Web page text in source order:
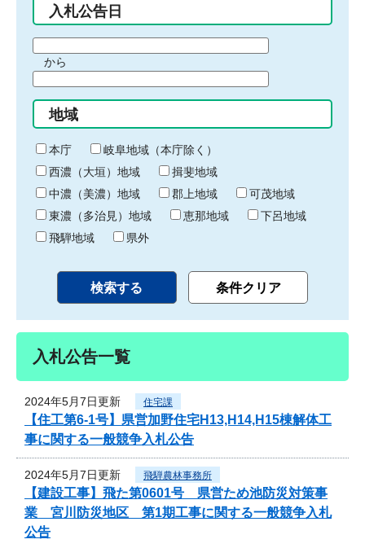
入札公告日
間
始
り
から
間
終
わ
り
地域
本庁
岐阜地域（本庁除く）
西濃（大垣）地域
揖斐地域
中濃（美濃）地域
郡上地域
可茂地域
東濃（多治見）地域
恵那地域
下呂地域
飛騨地域
県外
入札公告一覧
2024年5月7日更新 住宅課
【住工第6-1号】県営加野住宅H13,H14,H15棟解体工
事に関する一般競争入札公告
2024年5月7日更新 飛騨農林事務所
【建設工事】飛た第0601号 県営ため池防災対策事
業 宮川防災地区 第1期工事に関する一般競争入札
公告